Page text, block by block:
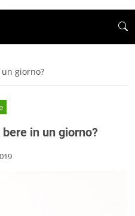
giorno?
in un giorno?